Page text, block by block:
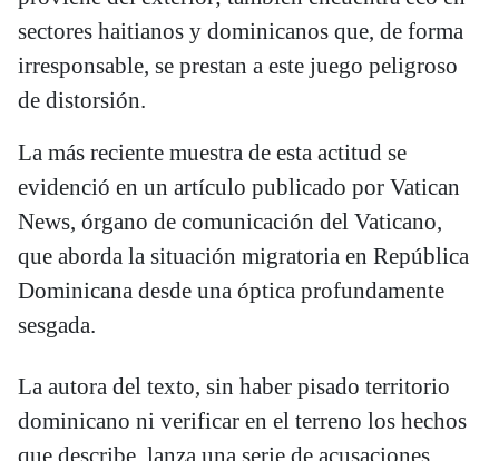
sectores haitianos y dominicanos que, de forma
irresponsable, se prestan a este juego peligroso
de distorsión.
La más reciente muestra de esta actitud se
evidenció en un artículo publicado por Vatican
News, órgano de comunicación del Vaticano,
que aborda la situación migratoria en República
Dominicana desde una óptica profundamente
sesgada.
La autora del texto, sin haber pisado territorio
dominicano ni verificar en el terreno los hechos
que describe, lanza una serie de acusaciones